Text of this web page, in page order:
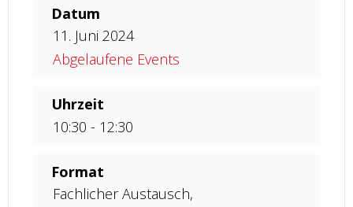
Datum
11. Juni 2024
Abgelaufene Events
Uhrzeit
10:30 - 12:30
Format
Fachlicher Austausch,